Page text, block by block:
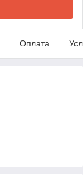
Оплата